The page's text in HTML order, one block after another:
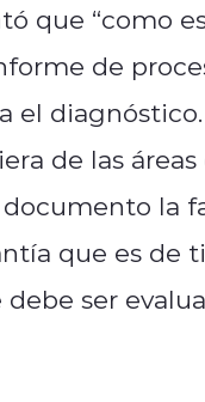
que “como
de
el
de las
la
que es de
ser